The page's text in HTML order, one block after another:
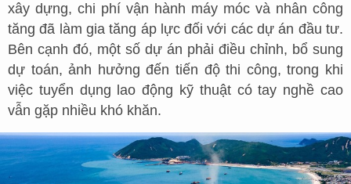
xây dựng, chi phí vận hành máy móc và nhân công
tăng đã làm gia tăng áp lực đối với các dự án đầu tư.
Bên cạnh đó, một số dự án phải điều chỉnh, bổ sung
dự toán, ảnh hưởng đến tiến độ thi công, trong khi
việc tuyển dụng lao động kỹ thuật có tay nghề cao
vẫn gặp nhiều khó khăn.